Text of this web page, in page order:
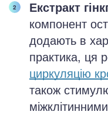
Екстракт
компонент
додають в
практика, ця
циркуляцію
також